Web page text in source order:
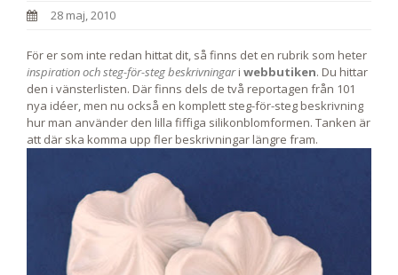
28 maj, 2010
För er som inte redan hittat dit, så finns det en rubrik som heter
inspiration och steg-för-steg beskrivningar i webbutiken. Du hittar
den i vänsterlisten. Där finns dels de två reportagen från 101
nya idéer, men nu också en komplett steg-för-steg beskrivning
hur man använder den lilla fiffiga silikonblomformen. Tanken är
att där ska komma upp fler beskrivningar längre fram.